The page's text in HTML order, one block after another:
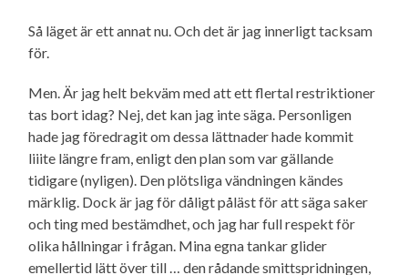
Så läget är ett annat nu. Och det är jag innerligt tacksam
för.
Men. Är jag helt bekväm med att ett flertal restriktioner
tas bort idag? Nej, det kan jag inte säga. Personligen
hade jag föredragit om dessa lättnader hade kommit
liiite längre fram, enligt den plan som var gällande
tidigare (nyligen). Den plötsliga vändningen kändes
märklig. Dock är jag för dåligt påläst för att säga saker
och ting med bestämdhet, och jag har full respekt för
olika hållningar i frågan. Mina egna tankar glider
emellertid lätt över till … den rådande smittspridningen,